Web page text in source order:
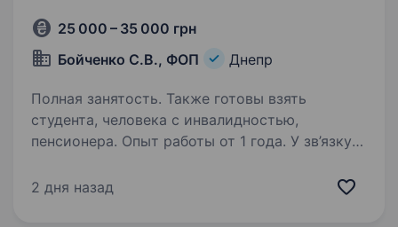
25 000 – 35 000 грн
Бойченко С.В., ФОП
Днепр
Полная занятость. Также готовы взять
студента, человека с инвалидностью,
пенсионера. Опыт работы от 1 года. У зв’язку
до команди друкаря — дизайнера
2 дня назад